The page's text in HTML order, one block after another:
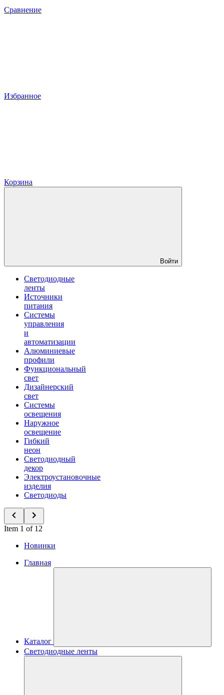
Сравнение
Избранное
Корзина
Войти
Светодиодные
ленты
Источники
питания
Системы
управления
и
автоматизации
Алюминиевые
профили
Функциональный
свет
Дизайнерский
свет
Системы
освещения
Наружное
освещение
Гибкий
неон
Светодиодный
декор
Электроустановочные
изделия
Светодиоды
Item 1 of 12
Новинки
Главная
Каталог
Светодиодные ленты